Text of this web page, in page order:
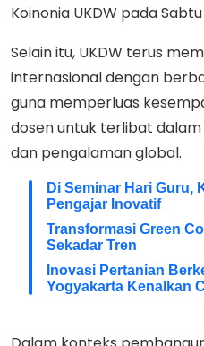
Koinonia UKDW pada
Selain itu, UKDW terus
internasional dengan
guna memperluas
dosen untuk terlibat
dan pengalaman global.
Di Seminar Hari Guru,
Pengajar Inovatif
Transformasi Green
Sekadar Tren
Inovasi Pertanian
Yogyakarta Kenalkan